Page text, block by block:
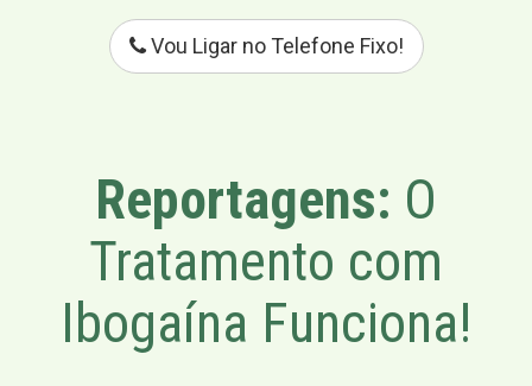
Vou Ligar no Telefone Fixo!
Reportagens: O
Tratamento com
Ibogaína Funciona!